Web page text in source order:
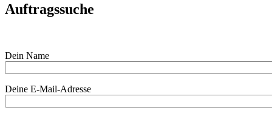
Auftragssuche
Dein Name
Deine E-Mail-Adresse